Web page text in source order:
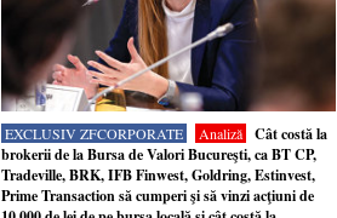
EXCLUSIV ZFCORPORATE Analiză
Cât costă la
brokerii de la Bursa de Valori Bucureşti, ca BT CP,
Tradeville, BRK, IFB Finwest, Goldring, Estinvest,
Prime Transaction să cumperi şi să vinzi acţiuni de